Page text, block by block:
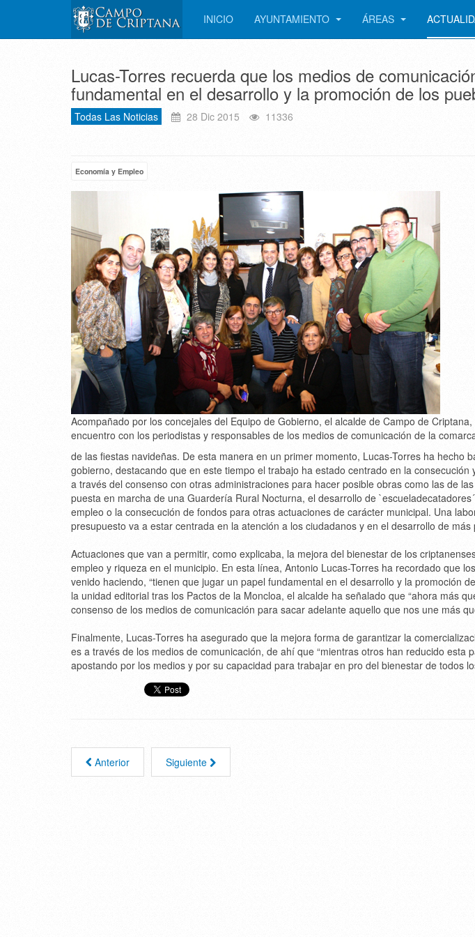
INICIO AYUNTAMIENTO ÁREAS
Lucas-Torres recuerda que los medios de
fundamental en el desarrollo y la promoción de los
Todas Las Noticias 28 Dic 2015 11336
Economía y Empleo
Acompañado por los concejales del Equipo de Gobierno, el alcalde de Campo de
encuentro con los periodistas y responsables de los medios de comunicación de la
de las fiestas navideñas. De esta manera en un primer momento, Lucas-Torres ha hecho
gobierno, destacando que en este tiempo el trabajo ha estado centrado en la
a través del consenso con otras administraciones para hacer posible obras como las de
puesta en marcha de una Guardería Rural Nocturna, el desarrollo de
empleo o la consecución de fondos para otras actuaciones de carácter municipal. Una
presupuesto va a estar centrada en la atención a los ciudadanos y en el desarrollo de más
Actuaciones que van a permitir, como explicaba, la mejora del bienestar de los
empleo y riqueza en el municipio. En esta línea, Antonio Lucas-Torres ha recordado que
venido haciendo, “tienen que jugar un papel fundamental en el desarrollo y la promoción
la unidad editorial tras los Pactos de la Moncloa, el alcalde ha señalado que “ahora más
consenso de los medios de comunicación para sacar adelante aquello que nos une más
Finalmente, Lucas-Torres ha asegurado que la mejora forma de garantizar la
es a través de los medios de comunicación, de ahí que “mientras otros han reducido esta
apostando por los medios y por su capacidad para trabajar en pro del bienestar de todos
Anterior Siguiente